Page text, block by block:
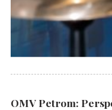
OMV Petrom: